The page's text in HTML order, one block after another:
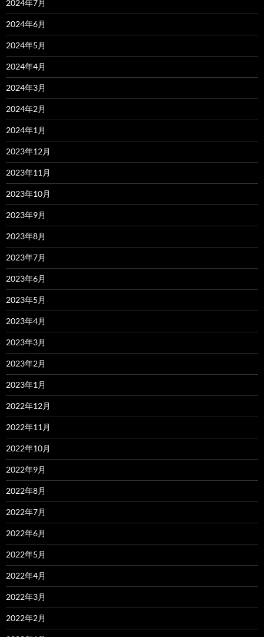
2024年7月
2024年6月
2024年5月
2024年4月
2024年3月
2024年2月
2024年1月
2023年12月
2023年11月
2023年10月
2023年9月
2023年8月
2023年7月
2023年6月
2023年5月
2023年4月
2023年3月
2023年2月
2023年1月
2022年12月
2022年11月
2022年10月
2022年9月
2022年8月
2022年7月
2022年6月
2022年5月
2022年4月
2022年3月
2022年2月